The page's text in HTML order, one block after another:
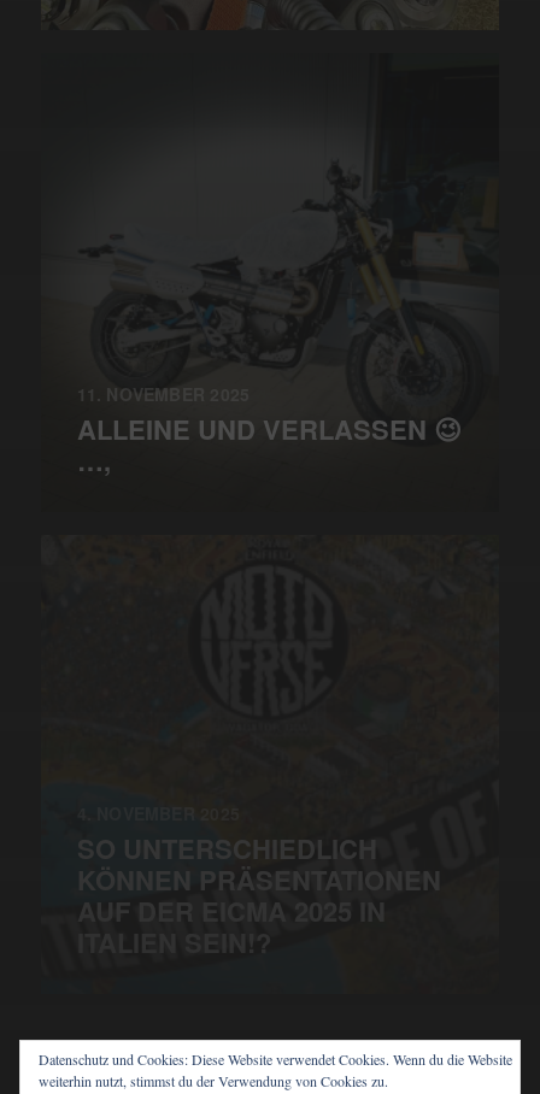
11. NOVEMBER 2025
ALLEINE UND VERLASSEN 😉
…,
SO UNTERSCHIEDLICH
KÖNNEN PRÄSENTATIONEN
AUF DER EICMA 2025 IN
Datenschutz und Cookies: Diese Website verwendet Cookies. Wenn du die Website
weiterhin nutzt, stimmst du der Verwendung von Cookies zu.